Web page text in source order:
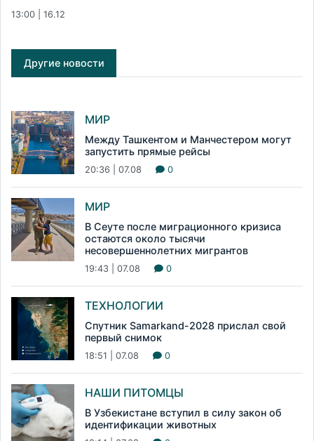
13:00 | 16.12
Другие новости
МИР
Между Ташкентом и Манчестером могут
запустить прямые рейсы
20:36 | 07.08 0
МИР
В Сеуте после миграционного кризиса
остаются около тысячи
несовершеннолетних мигрантов
19:43 | 07.08 0
ТЕХНОЛОГИИ
Спутник Samarkand-2028 прислал свой
первый снимок
18:51 | 07.08 0
НАШИ ПИТОМЦЫ
В Узбекистане вступил в силу закон об
идентификации животных